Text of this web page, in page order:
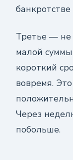
Третье — не
малой
короткий
вовремя.
Через
побольше.